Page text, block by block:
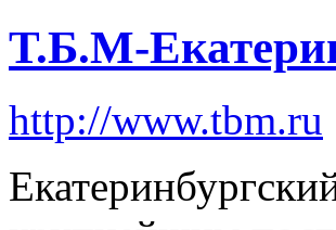
Т.Б.М-
http://www.tbm.ru